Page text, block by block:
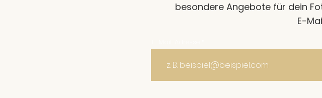
besondere Angebote für dein
E-